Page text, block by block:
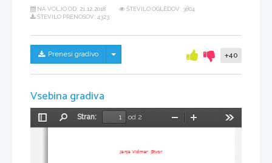
NA VOLJO OD: 21.12.2018
ŠTEVILO OGLEDOV: 3804
ŠTEVILO PRENOSOV: 4323
Prenesi gradivo Skrij/prikaži meni +40
Vsebina gradiva
Preklopi
Stran:
od 2
Pomanjšaj
Janja Vidmar: Stvor